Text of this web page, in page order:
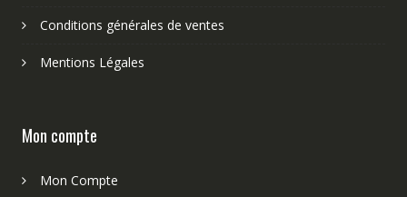
Conditions générales de ventes
Mentions Légales
Mon compte
Mon Compte